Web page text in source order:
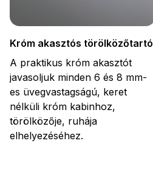
Króm akasztós törölközőtartó
A praktikus króm akasztót
javasoljuk minden 6 és 8 mm-
es üvegvastagságú, keret
nélküli króm kabinhoz,
törölközője, ruhája
elhelyezéséhez.